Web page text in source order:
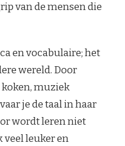
van de mensen die
en vocabulaire; het
wereld. Door
muziek
je de taal in haar
wordt leren niet
veel leuker en